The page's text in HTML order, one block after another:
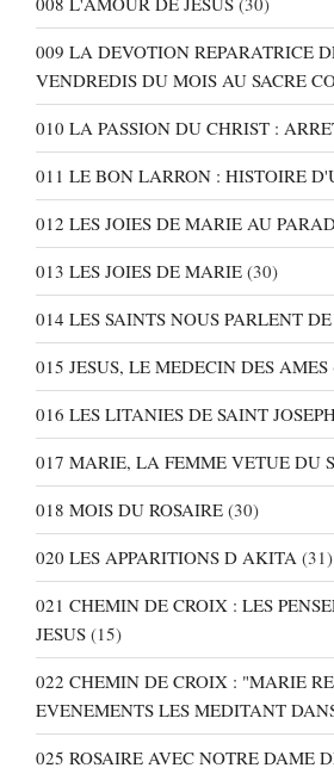
009 LA DEVOTION REPARATRICE
VENDREDIS DU MOIS AU SACRE
010 LA PASSION DU CHRIST :
011 LE BON LARRON : HISTOIRE
012 LES JOIES DE MARIE AU
013 LES JOIES DE MARIE (30)
014 LES SAINTS NOUS PARLENT DE
015 JESUS, LE MEDECIN DES AMES
016 LES LITANIES DE SAINT
017 MARIE, LA FEMME VETUE DU
018 MOIS DU ROSAIRE (30)
020 LES APPARITIONS D AKITA (31)
021 CHEMIN DE CROIX : LES
JESUS (15)
022 CHEMIN DE CROIX : "MARIE
EVENEMENTS LES MEDITANT
025 ROSAIRE AVEC NOTRE DAME